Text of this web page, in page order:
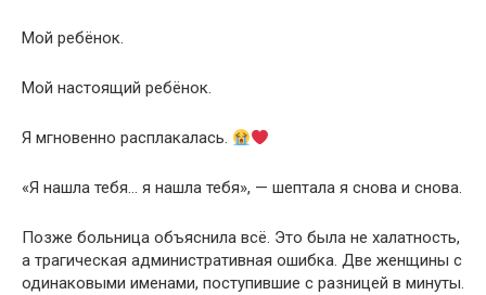
Мой ребёнок.
Мой настоящий ребёнок.
Я мгновенно расплакалась.
«Я нашла тебя… я нашла тебя», — шептала я снова и снова.
Позже больница объяснила всё. Это была не халатность,
а трагическая административная ошибка. Две женщины с
одинаковыми именами, поступившие с разницей в минуты.